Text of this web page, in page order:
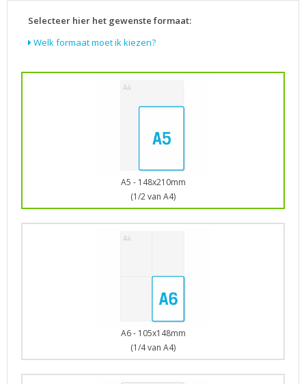
Selecteer hier het gewenste formaat:
Welk formaat moet ik kiezen?
A5 - 148x210mm
(1/2 van A4)
A6 - 105x148mm
(1/4 van A4)